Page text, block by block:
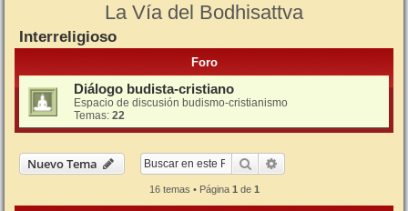
La Vía del Bodhisattva
Interreligioso
Foro
Diálogo budista-cristiano
Espacio de discusión budismo-cristianismo
Temas: 22
Nuevo Tema Buscar
16 temas • Página 1 de 1